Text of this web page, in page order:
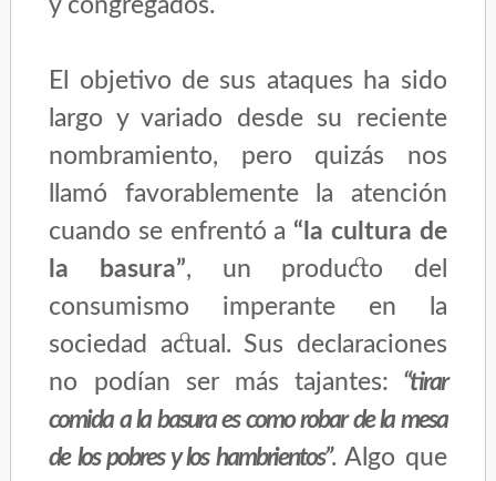
El objetivo de sus ataques ha sido
largo y variado desde su reciente
nombramiento, pero quizás nos
llamó favorablemente la atención
cuando se enfrentó a “la cultura de
la basura”, un producto del
consumismo imperante en la
sociedad actual. Sus declaraciones
no podían ser más tajantes: “tirar
comida a la basura es como robar de la mesa
de los pobres y los hambrientos”. Algo que